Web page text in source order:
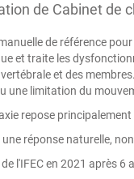
de Cabinet de
de référence
et traite les
vertébrale et des
une limitation du
repose
une réponse naturelle,
l'IFEC en 2021 après 6